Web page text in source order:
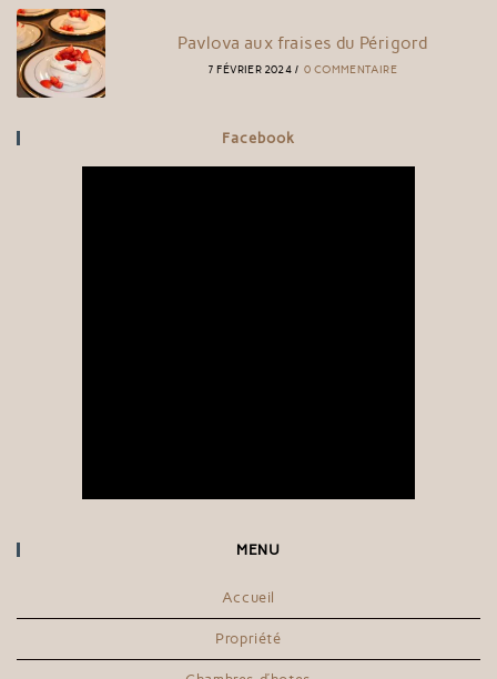
Pavlova aux fraises du Périgord
7 FÉVRIER 2024 / 0 COMMENTAIRE
Facebook
MENU
Accueil
Propriété